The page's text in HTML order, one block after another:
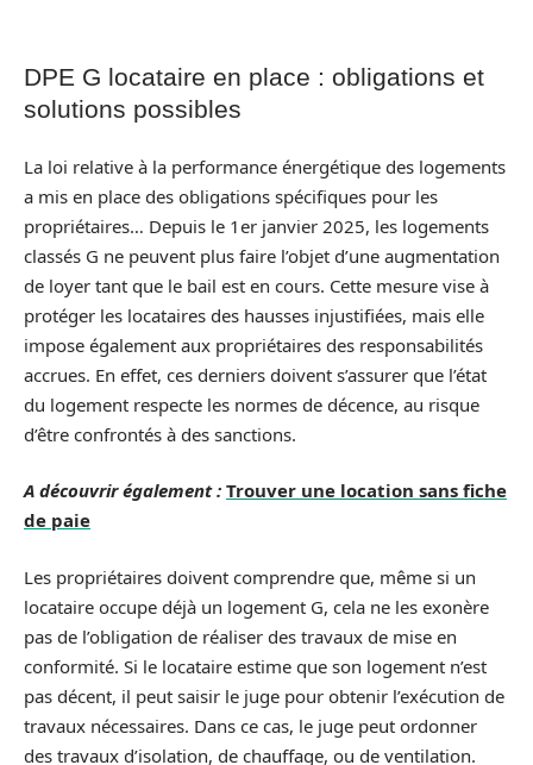
DPE G locataire en place : obligations et
solutions possibles
La loi relative à la performance énergétique des logements
a mis en place des obligations spécifiques pour les
propriétaires… Depuis le 1er janvier 2025, les logements
classés G ne peuvent plus faire l’objet d’une augmentation
de loyer tant que le bail est en cours. Cette mesure vise à
protéger les locataires des hausses injustifiées, mais elle
impose également aux propriétaires des responsabilités
accrues. En effet, ces derniers doivent s’assurer que l’état
du logement respecte les normes de décence, au risque
d’être confrontés à des sanctions.
A découvrir également : Trouver une location sans fiche
de paie
Les propriétaires doivent comprendre que, même si un
locataire occupe déjà un logement G, cela ne les exonère
pas de l’obligation de réaliser des travaux de mise en
conformité. Si le locataire estime que son logement n’est
pas décent, il peut saisir le juge pour obtenir l’exécution de
travaux nécessaires. Dans ce cas, le juge peut ordonner
des travaux d’isolation, de chauffage, ou de ventilation.